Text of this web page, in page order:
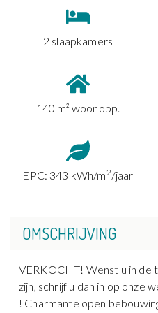
2 slaapkamers
140 m² woonopp.
EPC: 343 kWh/m 2/jaar
OMSCHRIJVING
VERKOCHT! Wenst u in de
zijn, schrijf u dan in op onze
! Charmante open